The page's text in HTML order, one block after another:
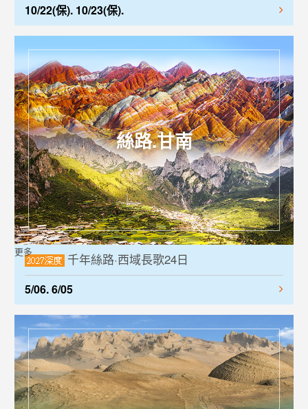
10/22(保). 10/23(保).
絲路.甘南
千年絲路·西域長歌24日
5/06. 6/05
更多